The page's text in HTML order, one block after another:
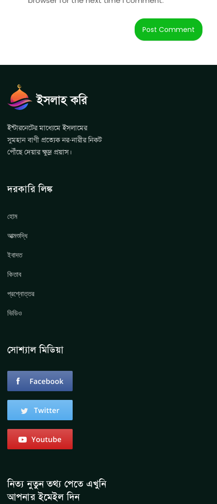
ইন্টারনেটের মাধ্যেমে ইসলামের
সুমহান বাণী প্রত্যেক নর-নারীর নিকট
পৌঁছে দেয়ার ক্ষুদ্র প্রয়াস।
দরকারি লিঙ্ক
হোম
আত্মশুদ্ধি
ইবাদত
কিতাব
প্রশ্নোত্তর
ভিডিও
সোশ্যাল মিডিয়া
নিত্য নুতুন তথ্য পেতে এখুনি
আপনার ইমেইল দিন